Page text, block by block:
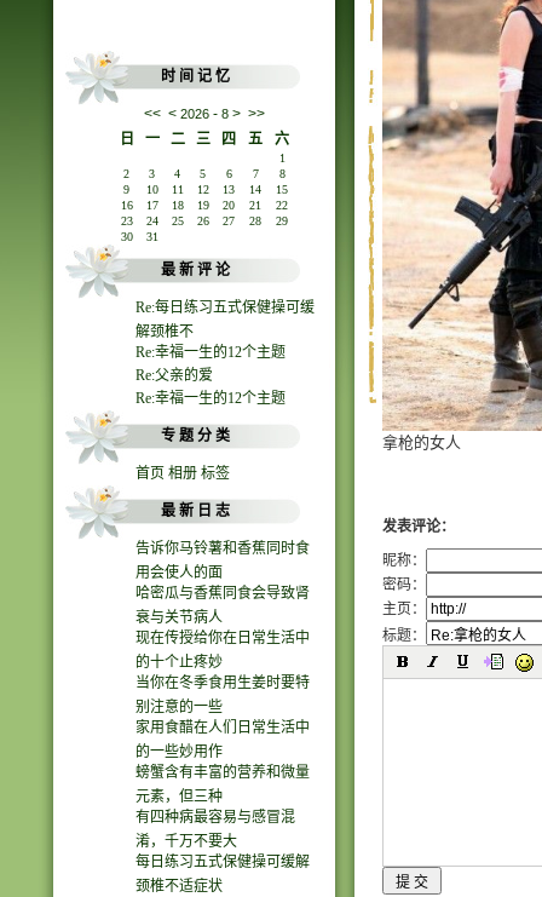
时 间 记 忆
<< < 2026 -8> >>
日
一 二 三 四 五 六
1
2
3 4 5 6 7
8
9
10 11 12 13 14
15
16
17 18 19 20 21
22
23
24 25 26 27 28
29
30
31
最 新 评 论
Re:每日练习五式保健操可缓
解颈椎不
Re:幸福一生的12个主题
Re:父亲的爱
Re:幸福一生的12个主题
专 题 分 类
首页 相册 标签
最 新 日 志
告诉你马铃薯和香蕉同时食
用会使人的面
哈密瓜与香蕉同食会导致肾
衰与关节病人
现在传授给你在日常生活中
的十个止疼妙
当你在冬季食用生姜时要特
别注意的一些
家用食醋在人们日常生活中
的一些妙用作
螃蟹含有丰富的营养和微量
元素，但三种
有四种病最容易与感冒混
淆，千万不要大
每日练习五式保健操可缓解
颈椎不适症状
拿枪的女人
发表评论：
昵称：
密码：
主页：
标题：